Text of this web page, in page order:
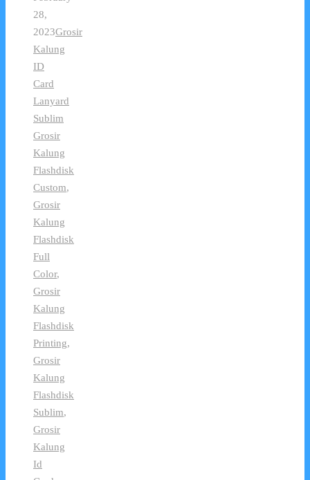
28,
2023Grosir
Kalung
ID
Card
Lanyard
Sublim
Grosir
Kalung
Flashdisk
Custom,
Grosir
Kalung
Flashdisk
Full
Color,
Grosir
Kalung
Flashdisk
Printing,
Grosir
Kalung
Flashdisk
Sublim,
Grosir
Kalung
Id